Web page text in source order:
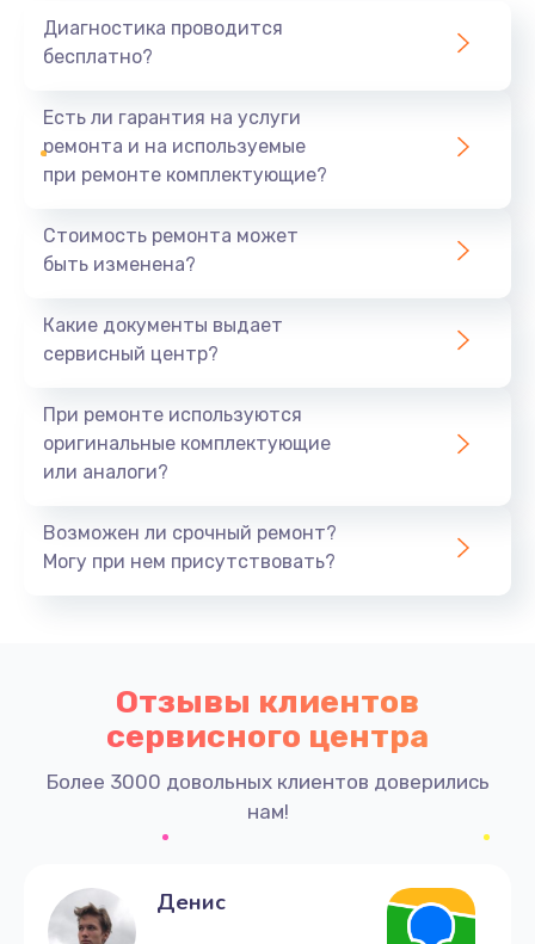
Диагностика проводится
бесплатно?
Есть ли гарантия на услуги
ремонта и на используемые
при ремонте комплектующие?
Стоимость ремонта может
быть изменена?
Какие документы выдает
сервисный центр?
При ремонте используются
оригинальные комплектующие
или аналоги?
Возможен ли срочный ремонт?
Могу при нем присутствовать?
Отзывы клиентов
сервисного центра
Более 3000 довольных клиентов доверились
нам!
Денис